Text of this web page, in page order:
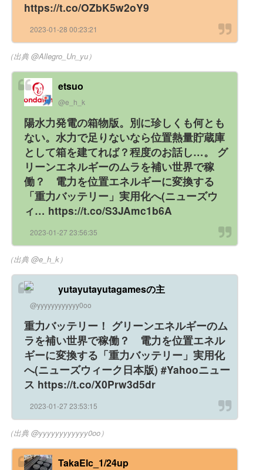
https://t.co/OZbK5w2oY9
2023-01-28 00:23:21
（出典 @Allegro_Un_yu）
etsuo
@e_h_k
陽水力発電の箱物版。別に珍しくも何とも
ない。水力で足りないなら位置熱量貯蔵庫
として箱を建てれば？程度のお話し…。 グ
リーンエネルギーのムラを補い世界で稼
働？ 電力を位置エネルギーに変換する
「重力バッテリー」実用化へ(ニューズウ
ィ… https://t.co/S3JAmc1b6A
2023-01-27 23:56:35
（出典 @e_h_k）
yutayutayutagamesの主
@yyyyyyyyyyyy0oo
重力バッテリー！ グリーンエネルギーのム
ラを補い世界で稼働？ 電力を位置エネル
ギーに変換する「重力バッテリー」実用化
へ(ニューズウィーク日本版) #Yahooニュー
ス https://t.co/X0Prw3d5dr
2023-01-27 23:53:15
（出典 @yyyyyyyyyyyy0oo）
TakaElc_1/24up